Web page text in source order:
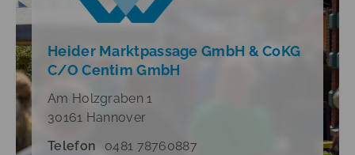
Heider Marktpassage GmbH & CoKG
C/O Centim GmbH
Am Holzgraben 1
30161 Hannover
Telefon
0481 78760887